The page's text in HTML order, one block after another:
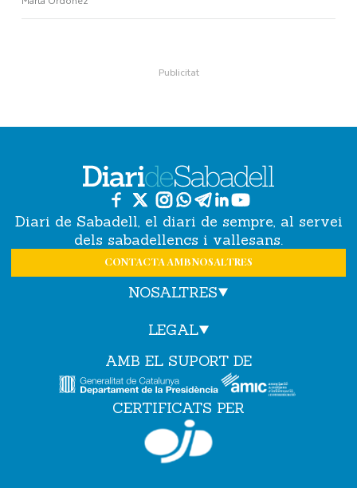
Diari de Sabadell, el diari de sempre, al servei
dels sabadellencs i vallesans.
CONTACTA AMB NOSALTRES
NOSALTRES
LEGAL
AMB EL SUPORT DE
CERTIFICATS PER